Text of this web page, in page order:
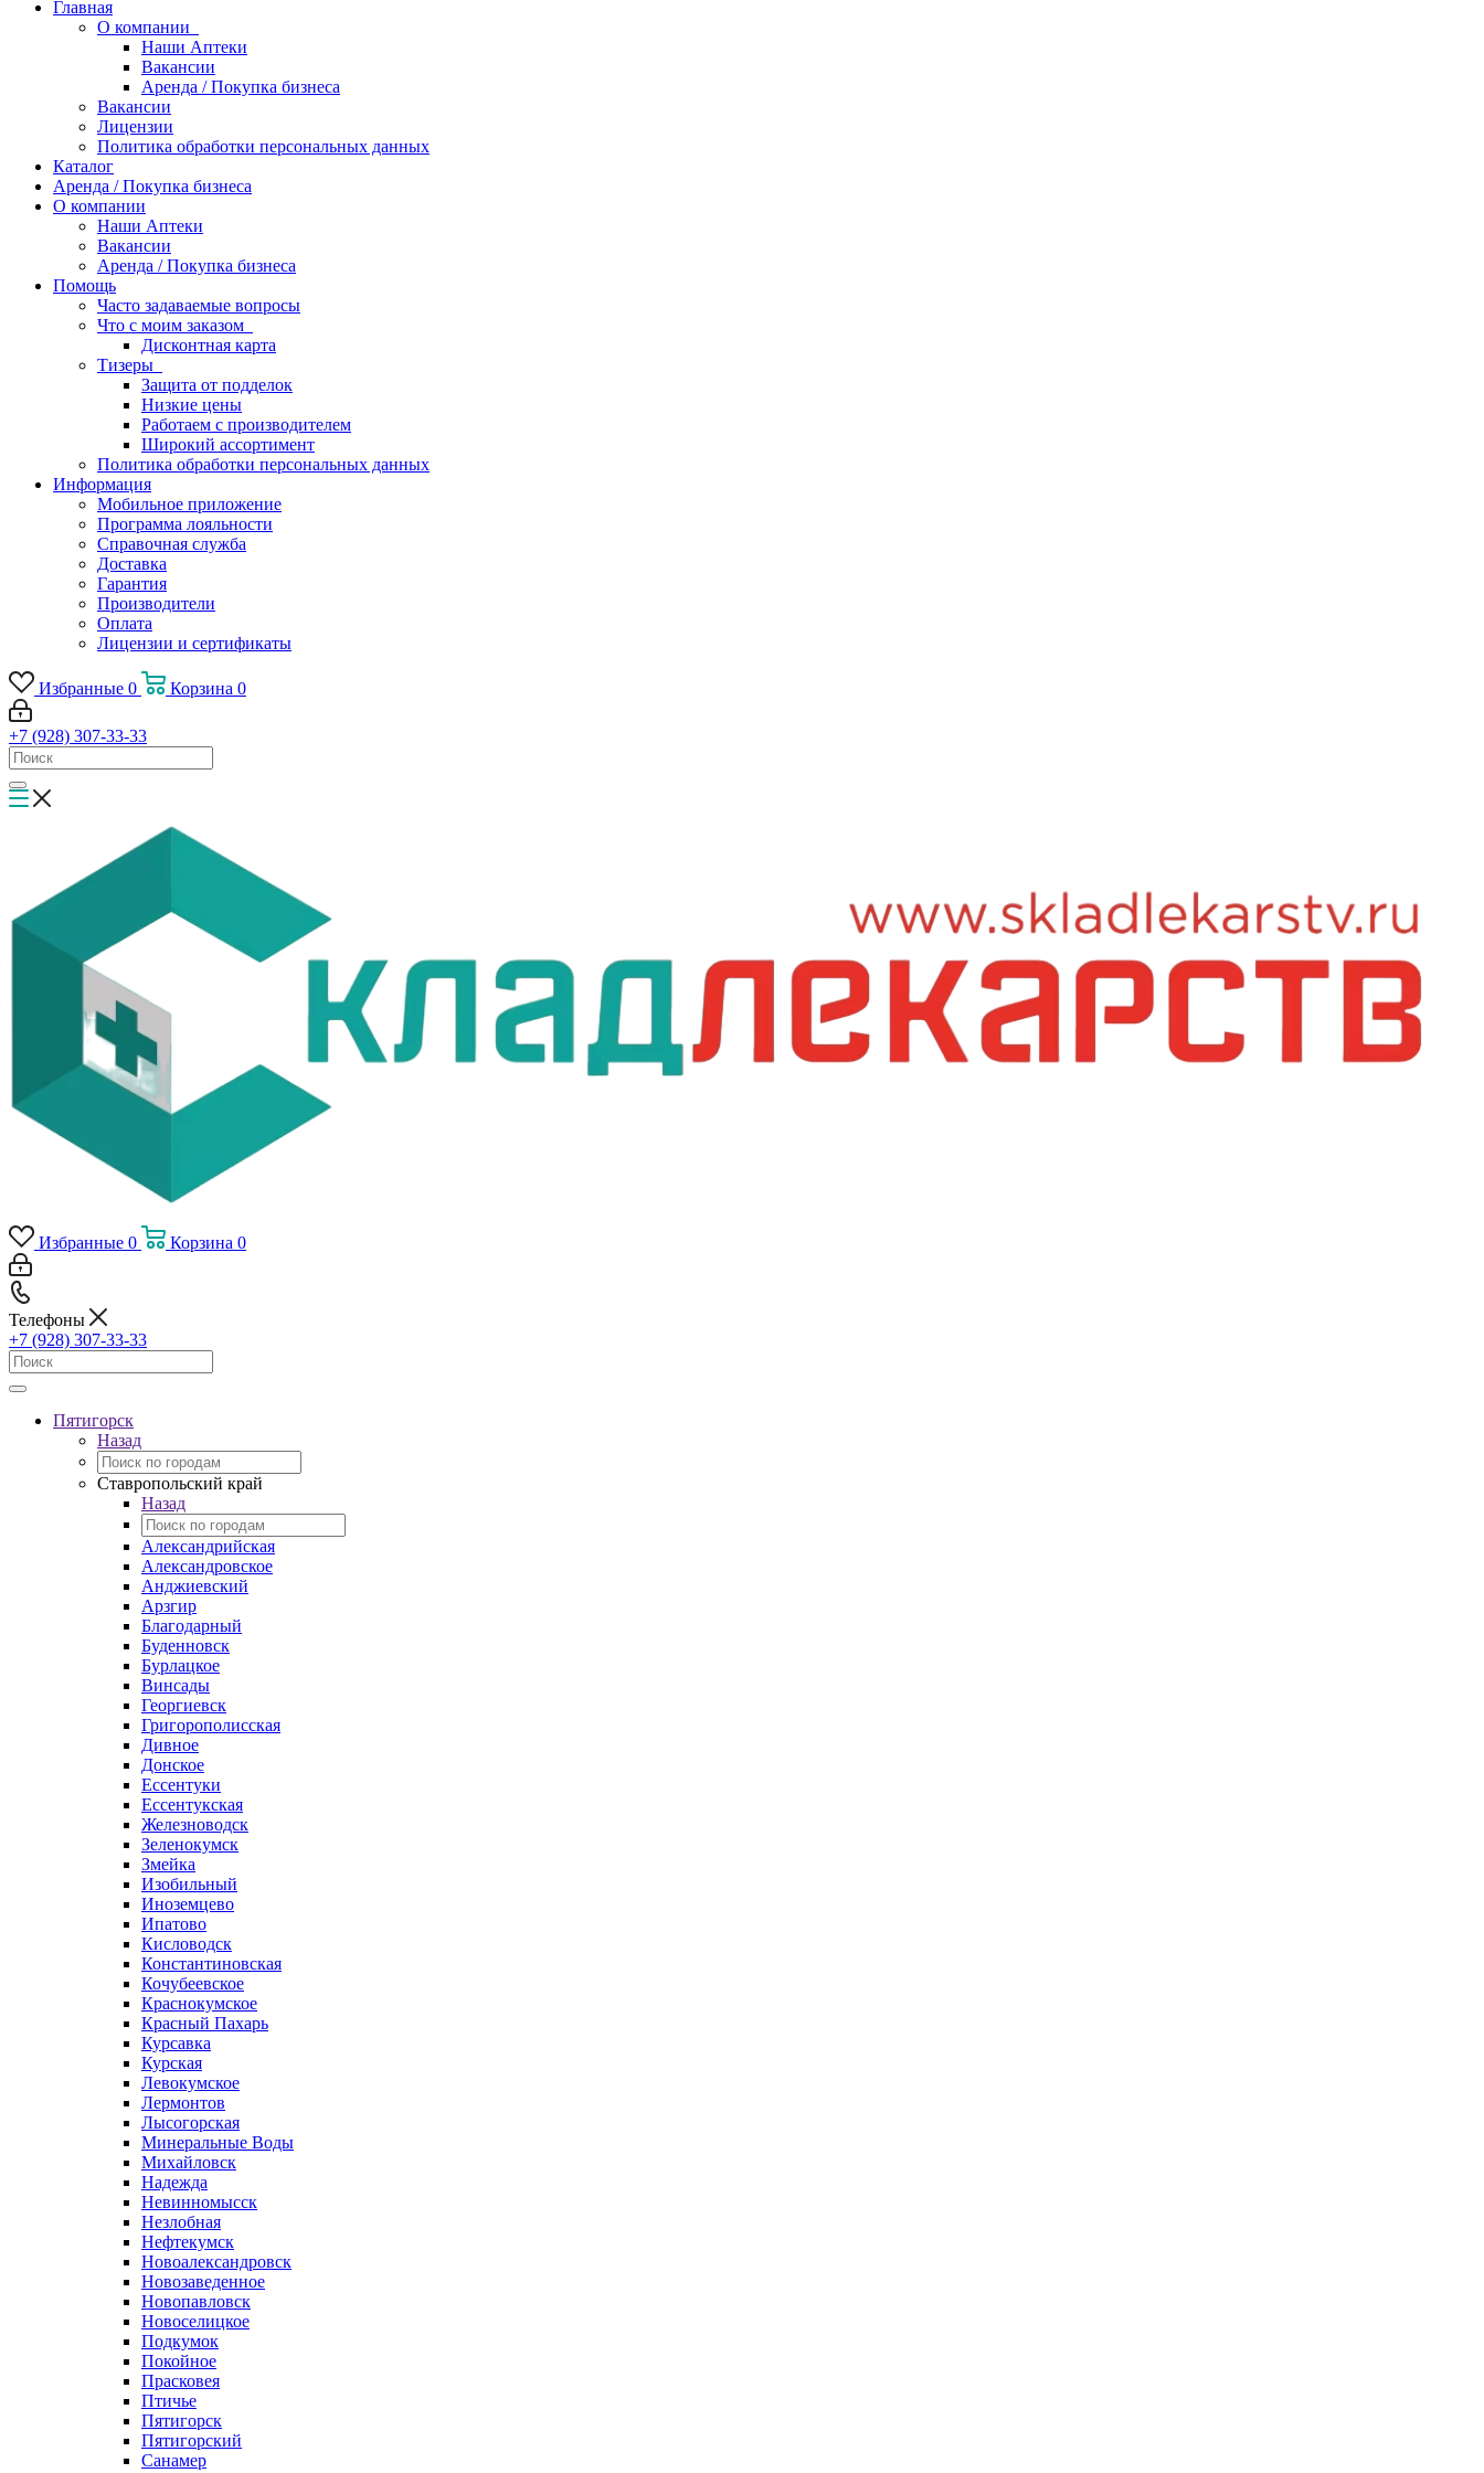
Главная
О компании
Наши Аптеки
Вакансии
Аренда / Покупка бизнеса
Вакансии
Лицензии
Политика обработки персональных данных
Каталог
Аренда / Покупка бизнеса
О компании
Наши Аптеки
Вакансии
Аренда / Покупка бизнеса
Помощь
Часто задаваемые вопросы
Что с моим заказом
Дисконтная карта
Тизеры
Защита от подделок
Низкие цены
Работаем с производителем
Широкий ассортимент
Политика обработки персональных данных
Информация
Мобильное приложение
Программа лояльности
Справочная служба
Доставка
Гарантия
Производители
Оплата
Лицензии и сертификаты
Избранные 0 Корзина 0
+7 (928) 307-33-33
Избранные 0 Корзина 0
Телефоны
+7 (928) 307-33-33
Пятигорск
Назад
Ставропольский край
Назад
Александрийская
Александровское
Анджиевский
Арзгир
Благодарный
Буденновск
Бурлацкое
Винсады
Георгиевск
Григорополисская
Дивное
Донское
Ессентуки
Ессентукская
Железноводск
Зеленокумск
Змейка
Изобильный
Иноземцево
Ипатово
Кисловодск
Константиновская
Кочубеевское
Краснокумское
Красный Пахарь
Курсавка
Курская
Левокумское
Лермонтов
Лысогорская
Минеральные Воды
Михайловск
Надежда
Невинномысск
Незлобная
Нефтекумск
Новоалександровск
Новозаведенное
Новопавловск
Новоселицкое
Подкумок
Покойное
Прасковея
Птичье
Пятигорск
Пятигорский
Санамер